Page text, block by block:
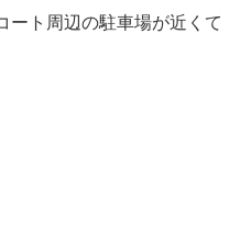
ト周辺の駐車場が近くて